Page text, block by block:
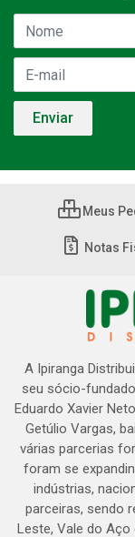
Meus
Notas
A Ipiranga
seu sócio-
Eduardo Xavier
Getúlio Vargas,
várias parcerias
foram se
indústrias,
parceiras, sendo
Leste, Vale do Aço